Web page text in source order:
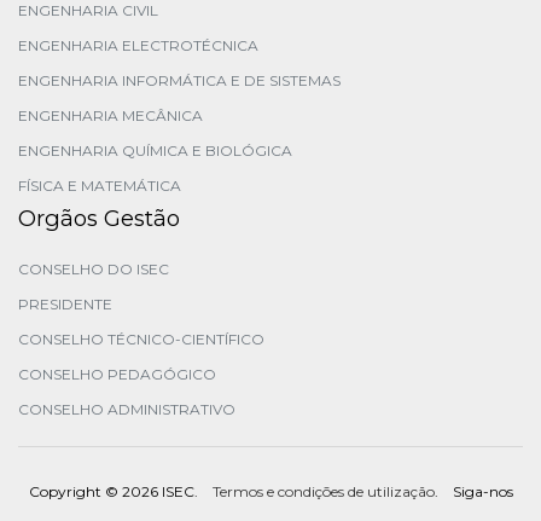
ENGENHARIA CIVIL
ENGENHARIA ELECTROTÉCNICA
ENGENHARIA INFORMÁTICA E DE SISTEMAS
ENGENHARIA MECÂNICA
ENGENHARIA QUÍMICA E BIOLÓGICA
FÍSICA E MATEMÁTICA
Orgãos Gestão
CONSELHO DO ISEC
PRESIDENTE
CONSELHO TÉCNICO-CIENTÍFICO
CONSELHO PEDAGÓGICO
CONSELHO ADMINISTRATIVO
Copyright © 2026 ISEC. Termos e condições de utilização. Siga-nos